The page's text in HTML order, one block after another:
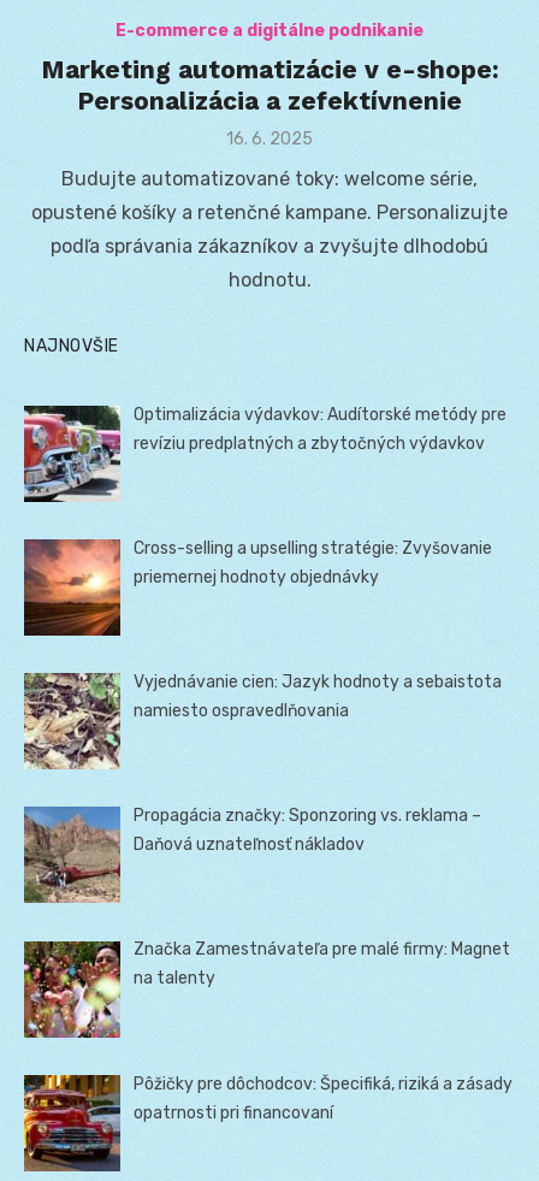
E-commerce a digitálne podnikanie
Marketing automatizácie v e-shope:
Personalizácia a zefektívnenie
Posted
16. 6. 2025
Budujte automatizované toky: welcome série,
opustené košíky a retenčné kampane. Personalizujte
podľa správania zákazníkov a zvyšujte dlhodobú
hodnotu.
NAJNOVŠIE
Optimalizácia výdavkov: Audítorské metódy pre
revíziu predplatných a zbytočných výdavkov
Cross-selling a upselling stratégie: Zvyšovanie
priemernej hodnoty objednávky
Vyjednávanie cien: Jazyk hodnoty a sebaistota
namiesto ospravedlňovania
Propagácia značky: Sponzoring vs. reklama –
Daňová uznateľnosť nákladov
Značka Zamestnávateľa pre malé firmy: Magnet
na talenty
Pôžičky pre dôchodcov: Špecifiká, riziká a zásady
opatrnosti pri financovaní